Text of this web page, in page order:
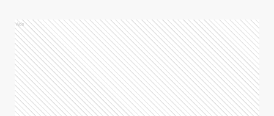
Ads